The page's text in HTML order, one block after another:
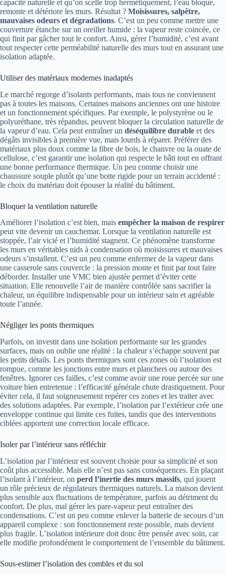
capacité naturelle et qu’on scelle trop hermétiquement, l’eau bloque,
remonte et détériore les murs. Résultat ? Moisis­sures, salpêtre,
mauvaises odeurs et dégradations. C’est un peu comme mettre une
couverture étanche sur un oreiller humide : la vapeur reste coincée, ce
qui finit par gâcher tout le confort. Ainsi, gérer l’humidité, c’est avant
tout respecter cette perméabilité naturelle des murs tout en assurant une
isolation adaptée.
Utiliser des matériaux modernes inadaptés
Le marché regorge d’isolants performants, mais tous ne conviennent
pas à toutes les maisons. Certaines maisons anciennes ont une histoire
et un fonctionnement spécifiques. Par exemple, le polystyrène ou le
polyuréthane, très répandus, peuvent bloquer la circulation naturelle de
la vapeur d’eau. Cela peut entraîner un déséquilibre durable et des
dégâts invisibles à première vue, mais lourds à réparer. Préférer des
matériaux plus doux comme la fibre de bois, le chanvre ou la ouate de
cellulose, c’est garantir une isolation qui respecte le bâti tout en offrant
une bonne performance thermique. Un peu comme choisir une
chaussure souple plutôt qu’une botte rigide pour un terrain accidenté :
le choix du matériau doit épouser la réalité du bâtiment.
Bloquer la ventilation naturelle
Améliorer l’isolation c’est bien, mais empêcher la maison de respirer
peut vite devenir un cauchemar. Lorsque la ventilation naturelle est
stoppée, l’air vicié et l’humidité stagnent. Ce phénomène transforme
les murs en véritables nids à condensation où moisissures et mauvaises
odeurs s’installent. C’est un peu comme enfermer de la vapeur dans
une casserole sans couvercle : la pression monte et finit par tout faire
déborder. Installer une VMC bien ajustée permet d’éviter cette
situation. Elle renouvelle l’air de manière contrôlée sans sacrifier la
chaleur, un équilibre indispensable pour un intérieur sain et agréable
toute l’année.
Négliger les ponts thermiques
Parfois, on investit dans une isolation performante sur les grandes
surfaces, mais on oublie une réalité : la chaleur s’échappe souvent par
les petits détails. Les ponts thermiques sont ces zones où l’isolation est
rompue, comme les jonctions entre murs et planchers ou autour des
fenêtres. Ignorer ces failles, c’est comme avoir une roue percée sur une
voiture bien entretenue : l’efficacité générale chute drastiquement. Pour
éviter cela, il faut soigneusement repérer ces zones et les traiter avec
des solutions adaptées. Par exemple, l’isolation par l’extérieur crée une
enveloppe continue qui limite ces fuites, tandis que des interventions
ciblées apportent une correction locale efficace.
Isoler par l’intérieur sans réfléchir
L’isolation par l’intérieur est souvent choisie pour sa simplicité et son
coût plus accessible. Mais elle n’est pas sans conséquences. En plaçant
l’isolant à l’intérieur, on perd l’inertie des murs massifs, qui jouent
un rôle précieux de régulateurs thermiques naturels. La maison devient
plus sensible aux fluctuations de température, parfois au détriment du
confort. De plus, mal gérer les pare-vapeur peut entraîner des
condensations. C’est un peu comme enlever la batterie de secours d’un
appareil complexe : son fonctionnement reste possible, mais devient
plus fragile. L’isolation intérieure doit donc être pensée avec soin, car
elle modifie profondément le comportement de l’ensemble du bâtiment.
Sous-estimer l’isolation des combles et du sol